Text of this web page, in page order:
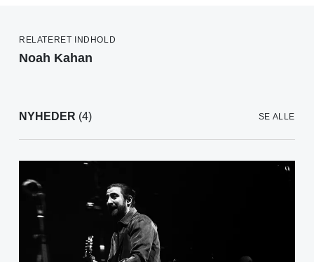
RELATERET INDHOLD
Noah Kahan
NYHEDER (4) SE ALLE